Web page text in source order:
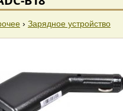
› Зарядное устройство